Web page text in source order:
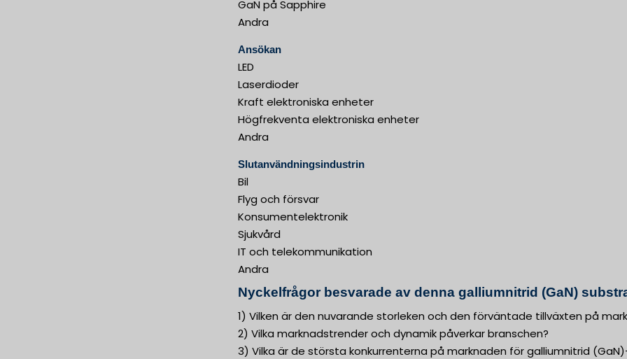
GaN på Sapphire
Andra
Ansökan
LED
Laserdioder
Kraft elektroniska enheter
Högfrekventa elektroniska enheter
Andra
Slutanvändningsindustrin
Bil
Flyg och försvar
Konsumentelektronik
Sjukvård
IT och telekommunikation
Andra
Nyckelfrågor besvarade av denna galliumnitrid (GaN)
1) Vilken är den nuvarande storleken och den förväntade tillväxten på
2) Vilka marknadstrender och dynamik påverkar branschen?
3) Vilka är de största konkurrenterna på marknaden för galliumnitrid